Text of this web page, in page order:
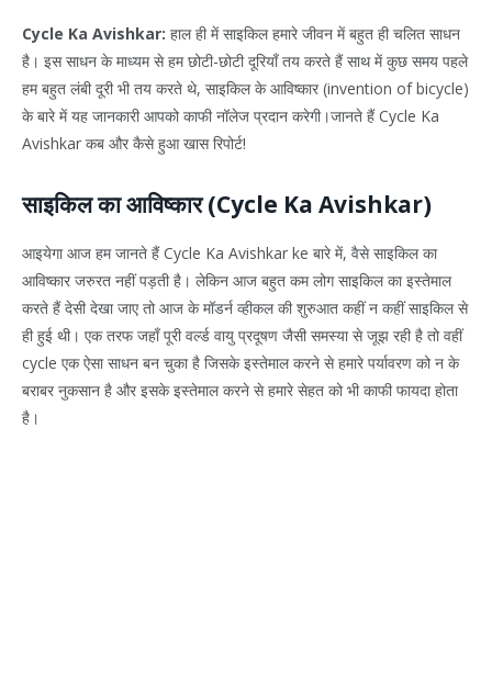
Cycle Ka Avishkar: हाल ही में साइकिल हमारे जीवन में बहुत ही चलित साधन
है। इस साधन के माध्यम से हम छोटी-छोटी दूरियाँ तय करते हैं साथ में कुछ समय पहले
हम बहुत लंबी दूरी भी तय करते थे, साइकिल के आविष्कार (invention of bicycle)
के बारे में यह जानकारी आपको काफी नॉलेज प्रदान करेगी।जानते हैं Cycle Ka
Avishkar कब और कैसे हुआ खास रिपोर्ट!
साइकिल का आविष्कार (Cycle Ka Avishkar)
आइयेगा आज हम जानते हैं Cycle Ka Avishkar ke बारे में, वैसे साइकिल का
आविष्कार जरुरत नहीं पड़ती है। लेकिन आज बहुत कम लोग साइकिल का इस्तेमाल
करते हैं देसी देखा जाए तो आज के मॉडर्न व्हीकल की शुरुआत कहीं न कहीं साइकिल से
ही हुई थी। एक तरफ जहाँ पूरी वर्ल्ड वायु प्रदूषण जैसी समस्या से जूझ रही है तो वहीं
cycle एक ऐसा साधन बन चुका है जिसके इस्तेमाल करने से हमारे पर्यावरण को न के
बराबर नुकसान है और इसके इस्तेमाल करने से हमारे सेहत को भी काफी फायदा होता
है।